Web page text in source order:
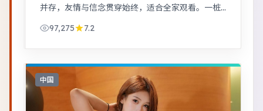
并存，友情与信念贯穿始终，适合全家观看。一桩
97,275
7.2
中国